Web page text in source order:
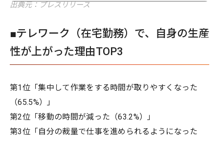
出典元：プレスリリース
■テレワーク（在宅勤務）で、自身の生産
性が上がった理由TOP3
第1位「集中して作業をする時間が取りやすくなった
（65.5%）」
第2位「移動の時間が減った（63.2%）」
第3位「自分の裁量で仕事を進められるようになった